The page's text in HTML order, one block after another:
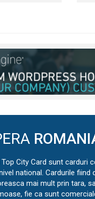
Top City Card sunt carduri
national. Cardurile
mai mult prin tara,
fie ca sunt